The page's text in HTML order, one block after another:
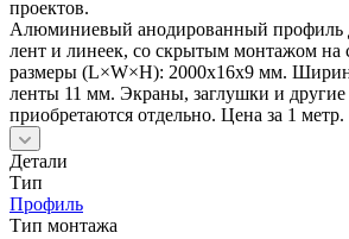
проектов.
Алюминиевый анодированный профиль
лент и линеек, со скрытым монтажом на
размеры (L×W×H): 2000x16x9 мм.
ленты 11 мм. Экраны, заглушки и другие
приобретаются отдельно. Цена за 1 метр.
Детали
Тип
Профиль
Тип монтажа